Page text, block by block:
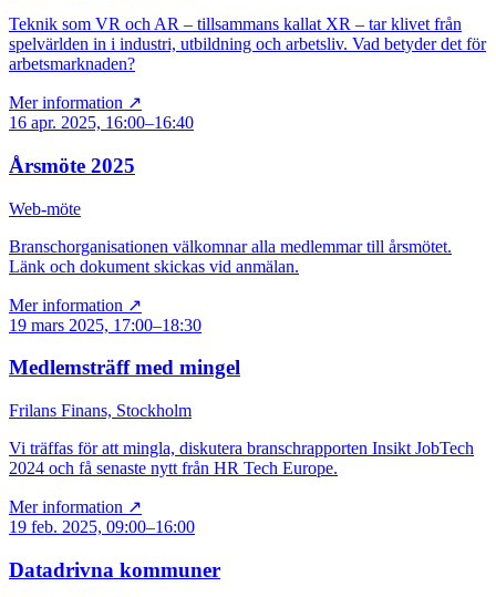
Teknik som VR och AR – tillsammans kallat XR – tar klivet från
spelvärlden in i industri, utbildning och arbetsliv. Vad betyder det för
arbetsmarknaden?
Mer information ↗
16 apr. 2025, 16:00–16:40
Årsmöte 2025
Web-möte
Branschorganisationen välkomnar alla medlemmar till årsmötet.
Länk och dokument skickas vid anmälan.
Mer information ↗
19 mars 2025, 17:00–18:30
Medlemsträff med mingel
Frilans Finans, Stockholm
Vi träffas för att mingla, diskutera branschrapporten Insikt JobTech
2024 och få senaste nytt från HR Tech Europe.
Mer information ↗
19 feb. 2025, 09:00–16:00
Datadrivna kommuner